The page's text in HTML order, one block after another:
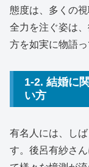
態度は、多くの
全力を注ぐ姿は
方を如実に物語
1-2. 結婚に
い方
有名人には、し
す。後呂有紗さ